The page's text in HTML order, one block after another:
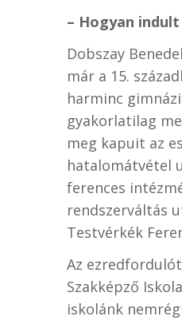
– Hogyan
Dobszay
már a 15.
harminc
gyakorlatilag
meg kapuit az
hatalomátvétel
ferences
rendszerváltás
Testvérkék
Az
Szakképző
iskolánk